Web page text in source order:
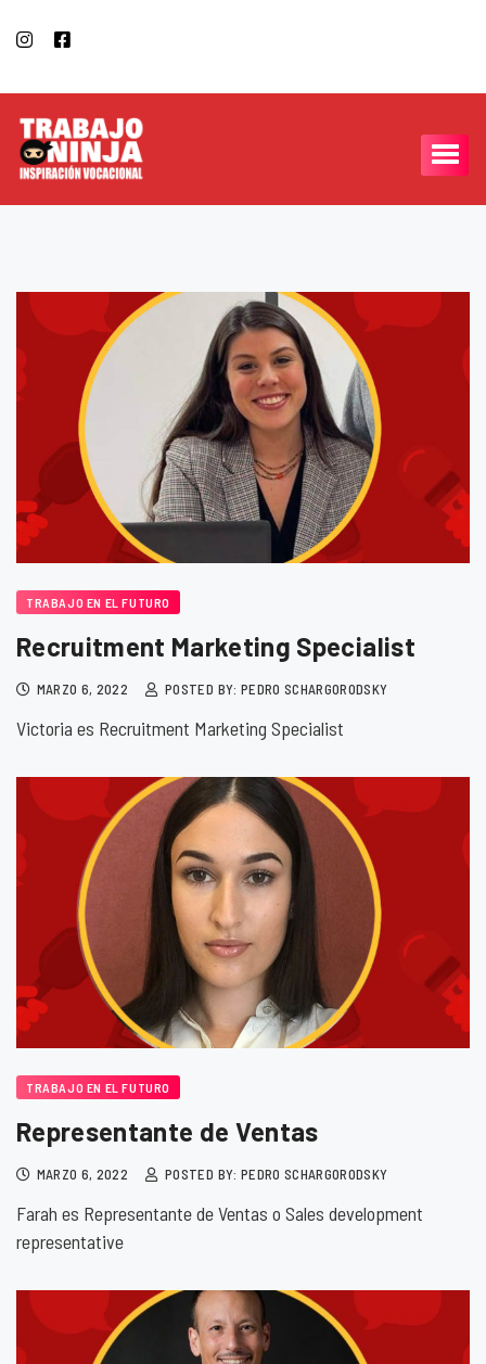
TRABAJO EN EL FUTURO
Recruitment Marketing Specialist
MARZO 6, 2022 POSTED BY: PEDRO SCHARGORODSKY
Victoria es Recruitment Marketing Specialist
TRABAJO EN EL FUTURO
Representante de Ventas
MARZO 6, 2022 POSTED BY: PEDRO SCHARGORODSKY
Farah es Representante de Ventas o Sales development
representative